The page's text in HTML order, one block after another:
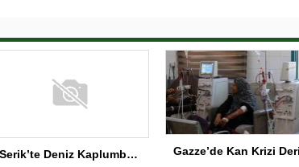
Serik’te Deniz Kaplumbağaları İçin Temizlik